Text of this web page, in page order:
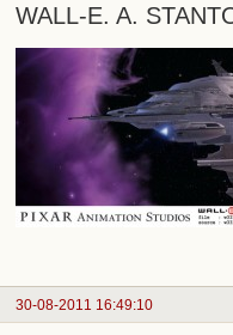
WALL-E. A.
30-08-2011 16:49:10